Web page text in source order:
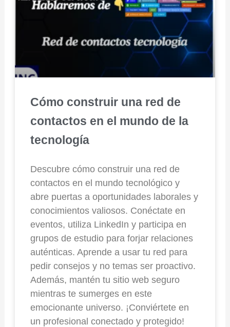
Cómo construir una red de
contactos en el mundo de la
tecnología
Descubre cómo construir una red de
contactos en el mundo tecnológico y
abre puertas a oportunidades laborales y
conocimientos valiosos. Conéctate en
eventos, utiliza LinkedIn y participa en
grupos de estudio para forjar relaciones
auténticas. Aprende a usar tu red para
pedir consejos y no temas ser proactivo.
Además, mantén tu sitio web seguro
mientras te sumerges en este
emocionante universo. ¡Conviértete en
un profesional conectado y protegido!